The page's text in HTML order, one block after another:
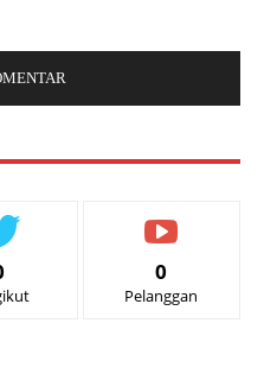
0
Pelanggan